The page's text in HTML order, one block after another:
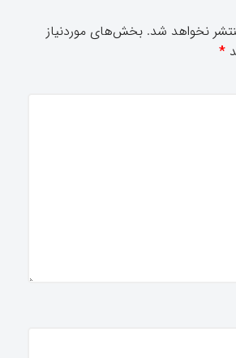
نخواهد شد. بخش‌های موردنیاز
*